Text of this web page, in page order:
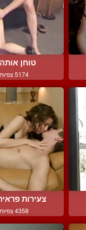
טוחן
5174 צפיות
צעירות
4358 צפיות